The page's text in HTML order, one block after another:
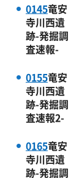
0145竜安
寺川西遺
跡-発掘調
査速報-
0155竜安
寺川西遺
跡-発掘調
査速報2-
0165竜安
寺川西遺
跡-発掘調